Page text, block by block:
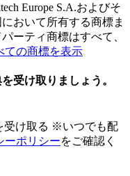
Europe S.A.およびそ
おいて所有する商標ま
ーティ商標はすべて、
ての商標を表示
受け取りましょう。
受け取る ※いつでも配
ーポリシーをご確認く